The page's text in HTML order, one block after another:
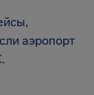
аэропорт